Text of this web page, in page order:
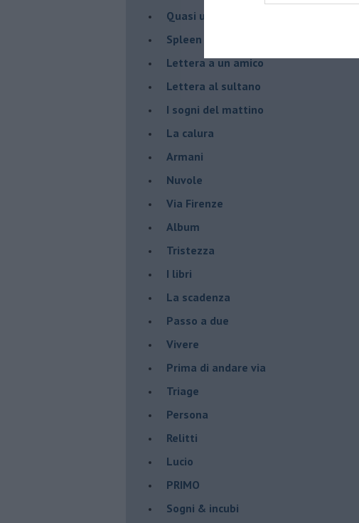
Quasi una lezione
Spleen
Lettera a un amico
Lettera al sultano
I sogni del mattino
La calura
Armani
Nuvole
Via Firenze
Album
Tristezza
I libri
La scadenza
Passo a due
Vivere
Prima di andare via
Triage
Persona
Relitti
Lucio
PRIMO
Sogni & incubi